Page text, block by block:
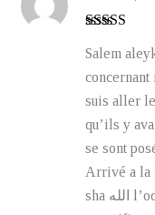
Salem
concernant
suis aller
qu’ils y
se sont
Arrivé a la
sha الله l’odeur , le ressenti que j’ai eu était